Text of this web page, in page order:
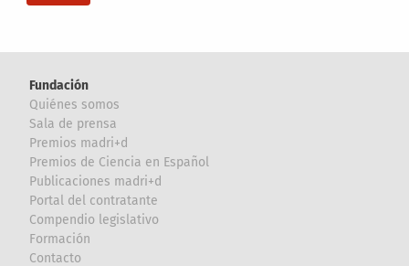
Fundación
Quiénes somos
Sala de prensa
Premios madri+d
Premios de Ciencia en Español
Publicaciones madri+d
Portal del contratante
Compendio legislativo
Formación
Contacto